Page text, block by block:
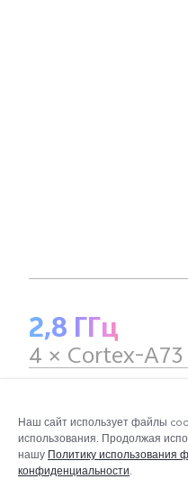
2,8 ГГц
4 × Cortex-A73
Наш сайт использует файлы
использования. Продолжая
нашу Политику использования
конфиденциальности.